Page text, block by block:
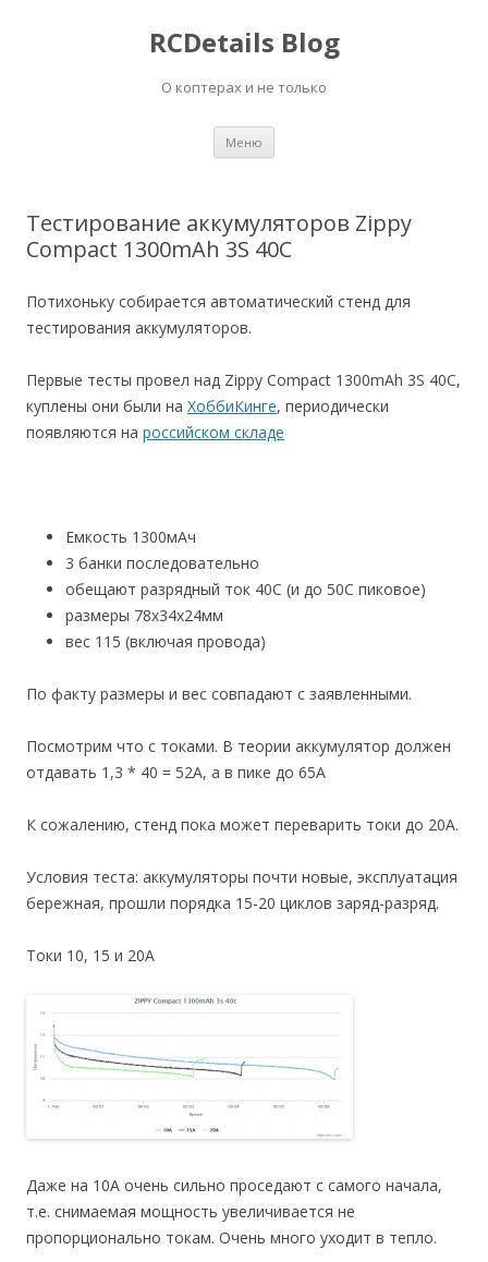
RCDetails Blog
О коптерах и не только
Меню
Тестирование аккумуляторов Zippy
Compact 1300mAh 3S 40C
Потихоньку собирается автоматический стенд для
тестирования аккумуляторов.
Первые тесты провел над Zippy Compact 1300mAh 3S 40C,
куплены они были на ХоббиКинге, периодически
появляются на российском складе
Емкость 1300мАч
3 банки последовательно
обещают разрядный ток 40С (и до 50С пиковое)
размеры 78х34х24мм
вес 115 (включая провода)
По факту размеры и вес совпадают с заявленными.
Посмотрим что с токами. В теории аккумулятор должен
отдавать 1,3 * 40 = 52А, а в пике до 65А
К сожалению, стенд пока может переварить токи до 20А.
Условия теста: аккумуляторы почти новые, эксплуатация
бережная, прошли порядка 15-20 циклов заряд-разряд.
Токи 10, 15 и 20А
Даже на 10А очень сильно проседают с самого начала,
т.е. снимаемая мощность увеличивается не
пропорционально токам. Очень много уходит в тепло.